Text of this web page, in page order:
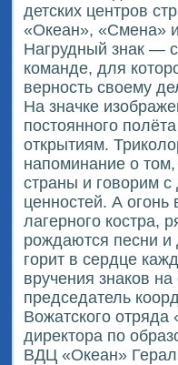
детских центров
«Океан», «Смена»
Нагрудный знак —
команде, для
верность своему
На значке
постоянного
открытиям.
напоминание о
страны и говорим
ценностей. А
лагерного костра,
рождаются песни и
горит в сердце
вручения знаков
председатель
Вожатского отряда
директора по
ВДЦ «Океан»